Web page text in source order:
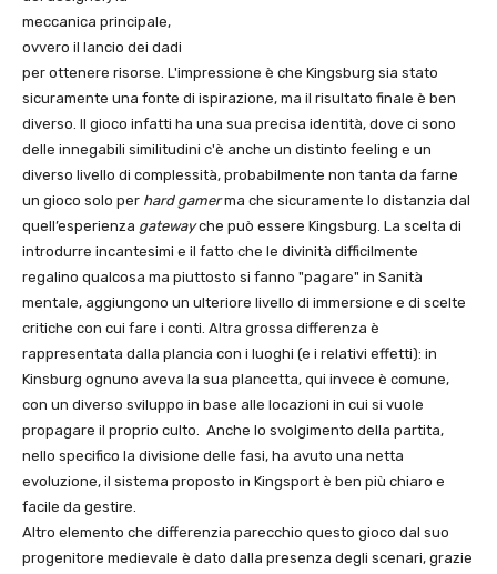
meccanica principale,
ovvero il lancio dei dadi
per ottenere risorse. L'impressione è che Kingsburg sia stato
sicuramente una fonte di ispirazione, ma il risultato finale è ben
diverso. Il gioco infatti ha una sua precisa identità, dove ci sono
delle innegabili similitudini c'è anche un distinto feeling e un
diverso livello di complessità, probabilmente non tanta da farne
un gioco solo per hard gamerma che sicuramente lo distanzia dal
quell’esperienza gatewayche può essere Kingsburg. La scelta di
introdurre incantesimi e il fatto che le divinità difficilmente
regalino qualcosa ma piuttosto si fanno "pagare" in Sanità
mentale, aggiungono un ulteriore livello di immersione e di scelte
critiche con cui fare i conti. Altra grossa differenza è
rappresentata dalla plancia con i luoghi (e i relativi effetti): in
Kinsburg ognuno aveva la sua plancetta, qui invece è comune,
con un diverso sviluppo in base alle locazioni in cui si vuole
propagare il proprio culto. Anche lo svolgimento della partita,
nello specifico la divisione delle fasi, ha avuto una netta
evoluzione, il sistema proposto in Kingsport è ben più chiaro e
facile da gestire.
Altro elemento che differenzia parecchio questo gioco dal suo
progenitore medievale è dato dalla presenza degli scenari, grazie